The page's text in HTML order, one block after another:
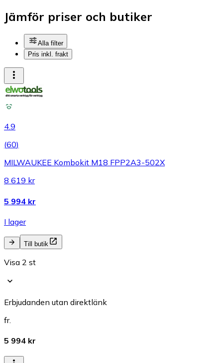
Jämför priser och butiker
Alla filter
Pris inkl. frakt
4.9
(60)
MILWAUKEE Kombokit M18 FPP2A3-502X
8 619 kr
5 994 kr
I lager
Till butik
Visa 2 st
Erbjudanden utan direktlänk
fr.
5 994 kr